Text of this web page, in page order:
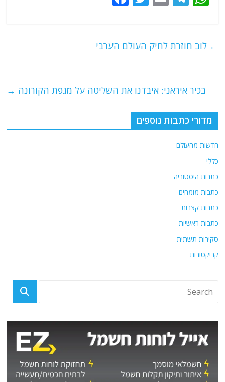
s
p
g
l
er
e
o
← לוב חוזרת לחיק העולם הערבי
בכיר איראני: איבדנו את השליטה על מגפת הקורונה →
מדורי כתבות נוספים
חדשות מהעולם
כללי
כתבות היסטוריה
כתבות מומחים
כתבות קצרות
כתבות ראשיות
סקירות תשתית
קריקטורות